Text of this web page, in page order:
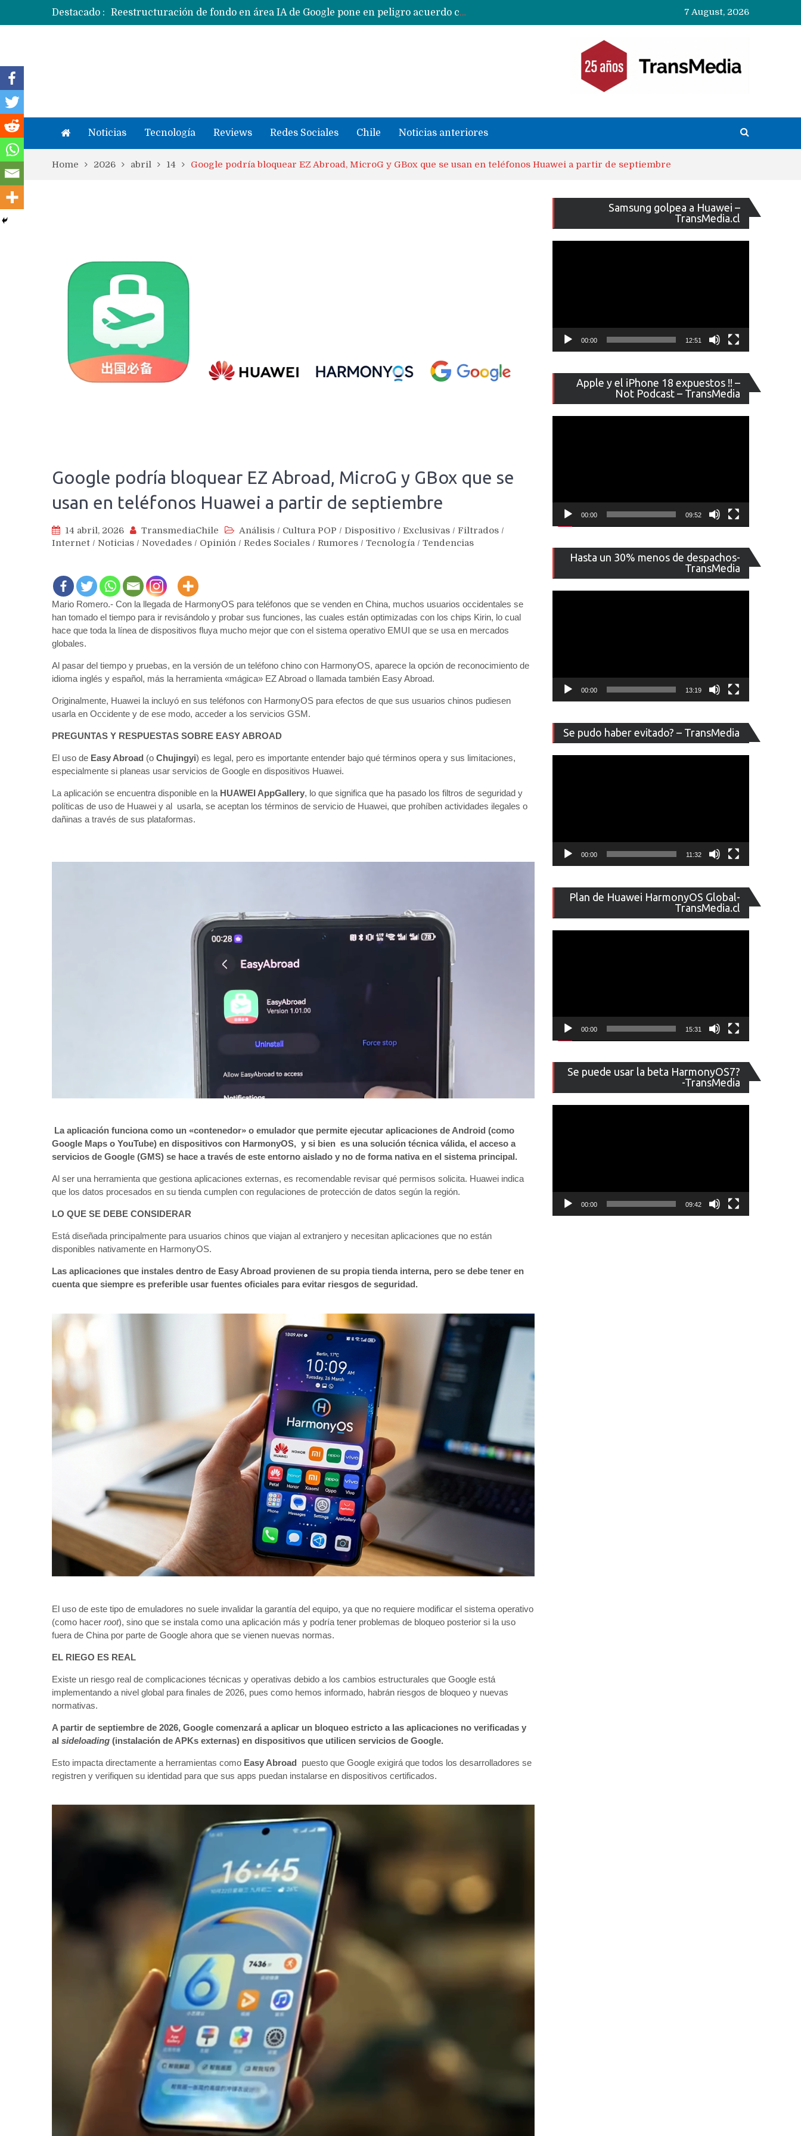
Destacado :
CXMT le dice NO a la venta de sus memorias a Apple y dará prioridad a Huawei y Xiaomi
Sailfish OS la «joya» de sistema operativo que Europa planea financiar para competir contra Android, iOS y HarmonyOS
7 August, 2026
Noticias Tecnología Reviews Redes Sociales Chile Noticias anteriores
Home 2026 abril 14 Google podría bloquear EZ Abroad, MicroG y GBox que se usan en teléfonos Huawei a partir de septiembre
Google podría bloquear EZ Abroad, MicroG y GBox que se
usan en teléfonos Huawei a partir de septiembre
14 abril, 2026 TransmediaChile Análisis / Cultura POP / Dispositivo / Exclusivas / Filtrados /
Internet / Noticias / Novedades / Opinión / Redes Sociales / Rumores / Tecnología / Tendencias
Mario Romero.- Con la llegada de HarmonyOS para teléfonos que se venden en China, muchos usuarios occidentales se
han tomado el tiempo para ir revisándolo y probar sus funciones, las cuales están optimizadas con los chips Kirin, lo cual
hace que toda la línea de dispositivos fluya mucho mejor que con el sistema operativo EMUI que se usa en mercados
globales.
Al pasar del tiempo y pruebas, en la versión de un teléfono chino con HarmonyOS, aparece la opción de reconocimiento de
idioma inglés y español, más la herramienta «mágica» EZ Abroad o llamada también Easy Abroad.
Originalmente, Huawei la incluyó en sus teléfonos con HarmonyOS para efectos de que sus usuarios chinos pudiesen
usarla en Occidente y de ese modo, acceder a los servicios GSM.
PREGUNTAS Y RESPUESTAS SOBRE EASY ABROAD
El uso de Easy Abroad (o Chujingyi) es legal, pero es importante entender bajo qué términos opera y sus limitaciones,
especialmente si planeas usar servicios de Google en dispositivos Huawei.
La aplicación se encuentra disponible en la HUAWEI AppGallery, lo que significa que ha pasado los filtros de seguridad y
políticas de uso de Huawei y al usarla, se aceptan los términos de servicio de Huawei, que prohíben actividades ilegales o
dañinas a través de sus plataformas.
La aplicación funciona como un «contenedor» o emulador que permite ejecutar aplicaciones de Android (como
Google Maps o YouTube) en dispositivos con HarmonyOS, y si bien es una solución técnica válida, el acceso a
servicios de Google (GMS) se hace a través de este entorno aislado y no de forma nativa en el sistema principal.
Al ser una herramienta que gestiona aplicaciones externas, es recomendable revisar qué permisos solicita. Huawei indica
que los datos procesados en su tienda cumplen con regulaciones de protección de datos según la región.
LO QUE SE DEBE CONSIDERAR
Está diseñada principalmente para usuarios chinos que viajan al extranjero y necesitan aplicaciones que no están
disponibles nativamente en HarmonyOS.
Las aplicaciones que instales dentro de Easy Abroad provienen de su propia tienda interna, pero se debe tener en
cuenta que siempre es preferible usar fuentes oficiales para evitar riesgos de seguridad.
El uso de este tipo de emuladores no suele invalidar la garantía del equipo, ya que no requiere modificar el sistema operativo
(como hacer root), sino que se instala como una aplicación más y podría tener problemas de bloqueo posterior si la uso
fuera de China por parte de Google ahora que se vienen nuevas normas.
EL RIEGO ES REAL
Existe un riesgo real de complicaciones técnicas y operativas debido a los cambios estructurales que Google está
implementando a nivel global para finales de 2026, pues como hemos informado, habrán riesgos de bloqueo y nuevas
normativas.
A partir de septiembre de 2026, Google comenzará a aplicar un bloqueo estricto a las aplicaciones no verificadas y
al sideloading (instalación de APKs externas) en dispositivos que utilicen servicios de Google.
Esto impacta directamente a herramientas como Easy Abroad puesto que Google exigirá que todos los desarrolladores se
registren y verifiquen su identidad para que sus apps puedan instalarse en dispositivos certificados.
Samsung golpea a Huawei –
TransMedia.cl
de
vídeo
00:00 12:51
Apple y el iPhone 18 expuestos !! –
Not Podcast – TransMedia
de
vídeo
00:00 09:52
Hasta un 30% menos de despachos-
TransMedia
de
vídeo
00:00 13:19
Se pudo haber evitado? – TransMedia
de
vídeo
00:00 11:32
Plan de Huawei HarmonyOS Global-
TransMedia.cl
de
vídeo
00:00 15:31
Se puede usar la beta HarmonyOS7?
-TransMedia
de
vídeo
00:00 09:42